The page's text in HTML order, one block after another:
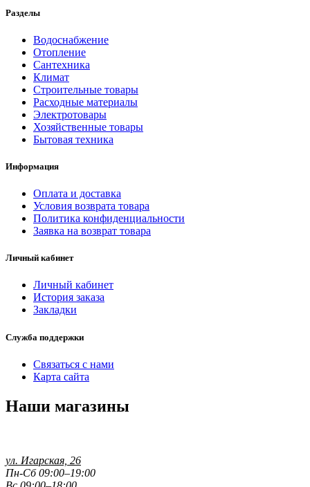
Разделы
Водоснабжение
Отопление
Сантехника
Климат
Строительные товары
Расходные материалы
Электротовары
Хозяйственные товары
Бытовая техника
Информация
Оплата и доставка
Условия возврата товара
Политика конфиденциальности
Заявка на возврат товара
Личный кабинет
Личный кабинет
История заказа
Закладки
Служба поддержки
Связаться с нами
Карта сайта
Наши магазины
ул. Игарская, 26
Пн-Сб 09:00–19:00